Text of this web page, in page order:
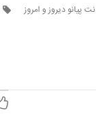
نت پیانو دیروز و امروز